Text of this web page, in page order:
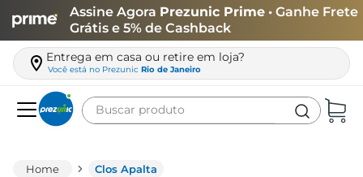
Assine Agora Prezunic Prime • Ganhe Frete
Grátis e 5% de Cashback
Entrega em casa ou retire em loja?
Você está no Prezunic Rio de Janeiro
Buscar produto
Clos Apalta
carne